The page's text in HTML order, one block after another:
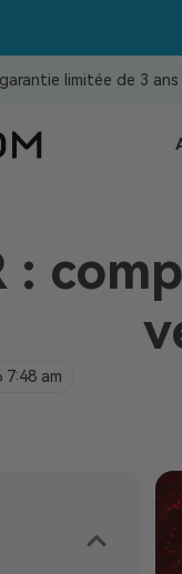
limitée de 3 ans
:
7:48 am